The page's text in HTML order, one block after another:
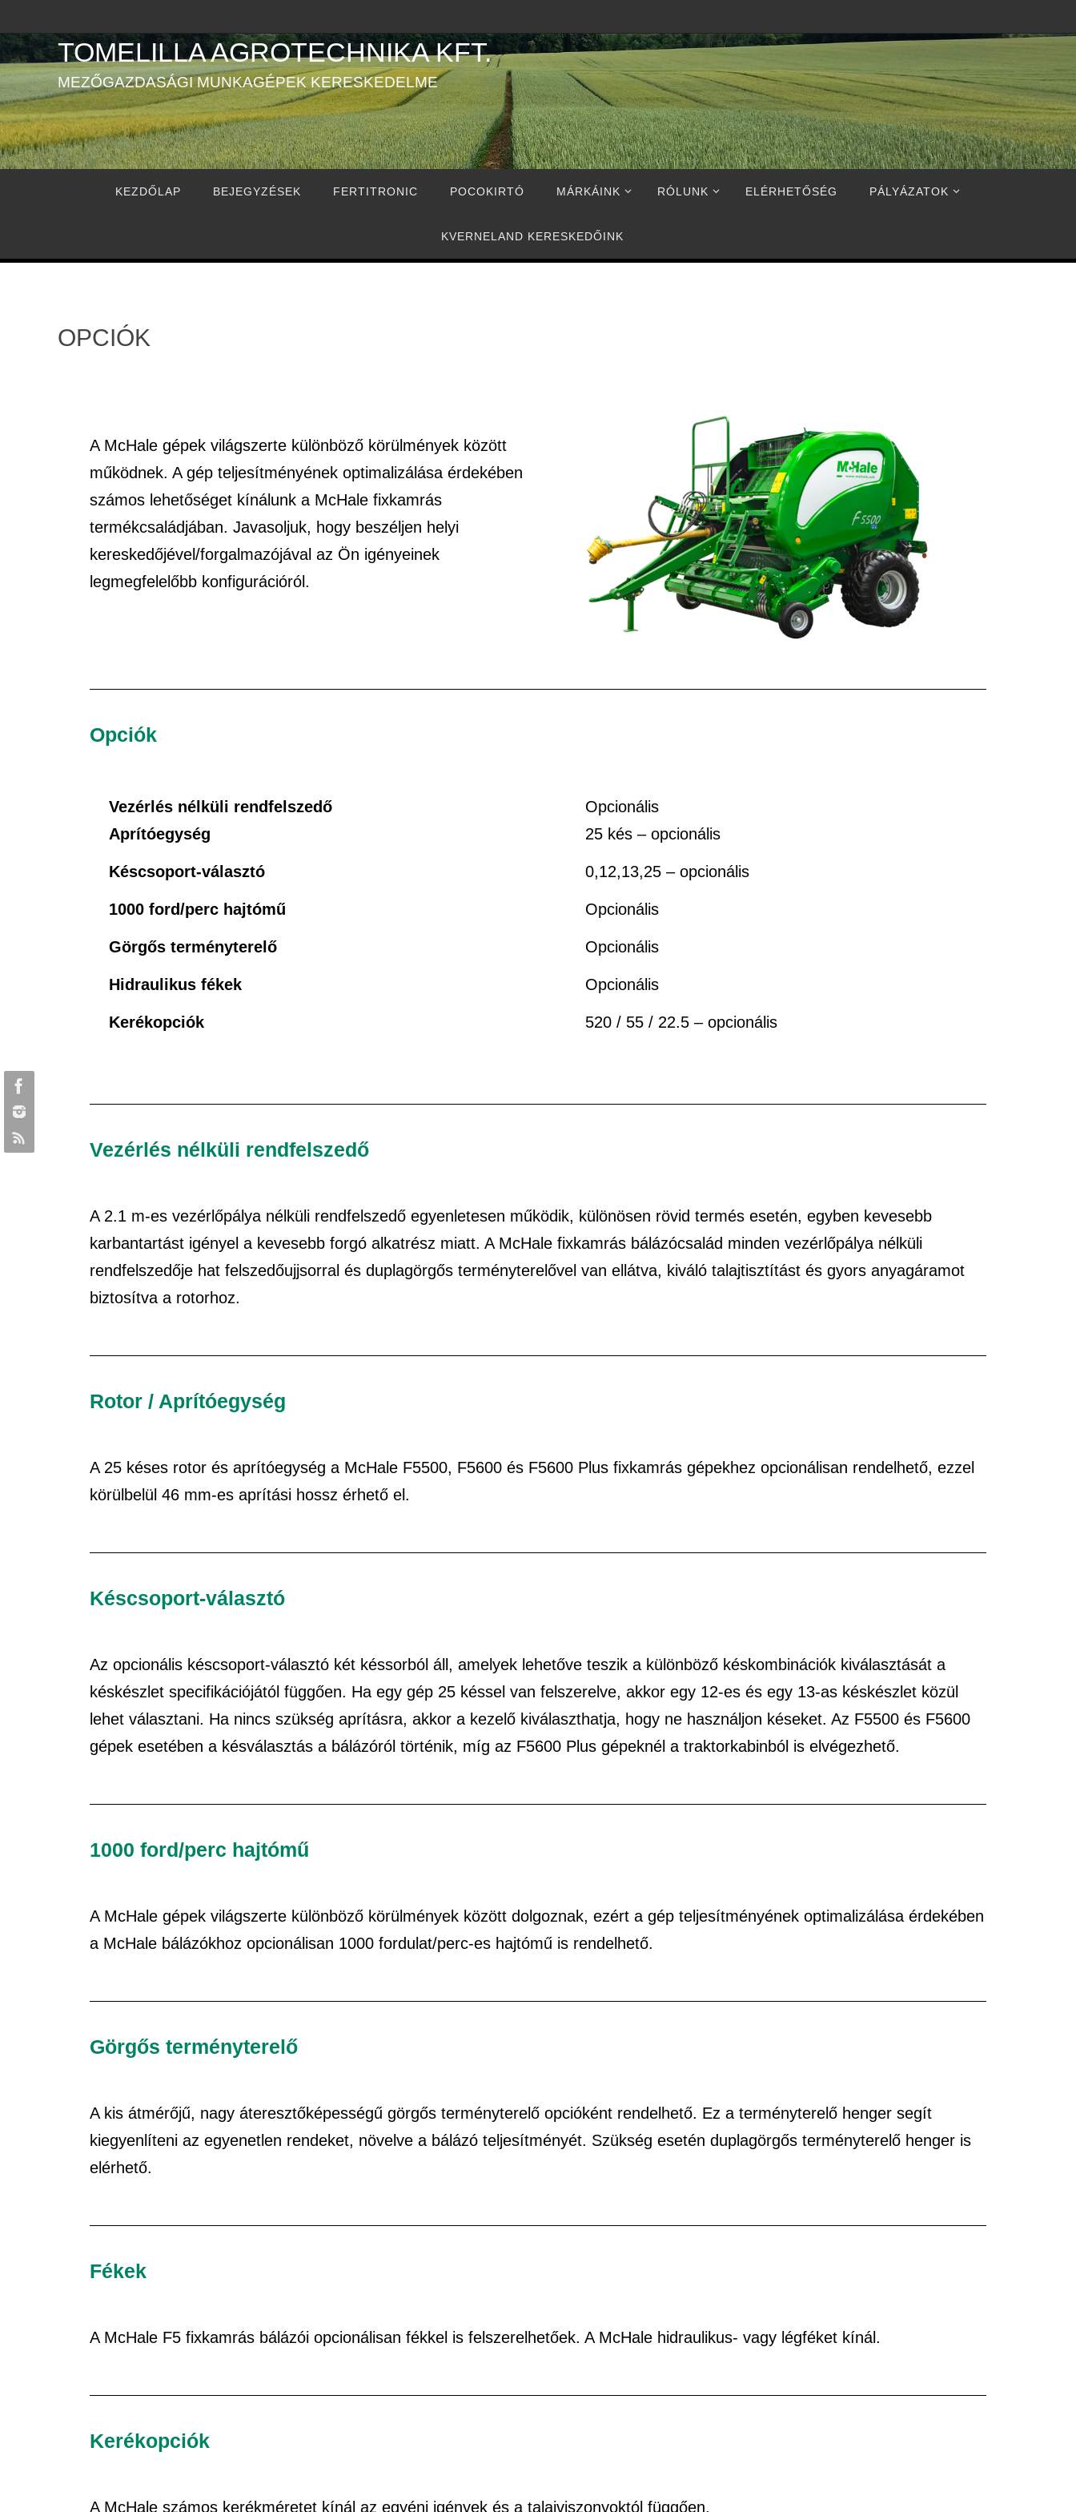
TOMELILLA AGROTECHNIKA KFT.
MEZŐGAZDASÁGI MUNKAGÉPEK KERESKEDELME
KEZDŐLAP BEJEGYZÉSEK FERTITRONIC POCOKIRTÓ MÁRKÁINK RÓLUNK ELÉRHETŐSÉG PÁLYÁZATOK
KVERNELAND KERESKEDŐINK
OPCIÓK
A McHale gépek világszerte különböző körülmények között
működnek. A gép teljesítményének optimalizálása érdekében
számos lehetőséget kínálunk a McHale fixkamrás
termékcsaládjában. Javasoljuk, hogy beszéljen helyi
kereskedőjével/forgalmazójával az Ön igényeinek
legmegfelelőbb konfigurációról.
Opciók
Vezérlés nélküli rendfelszedő
Aprítóegység
Opcionális
25 kés – opcionális
Késcsoport-választó 0,12,13,25 – opcionális
1000 ford/perc hajtómű Opcionális
Görgős terményterelő Opcionális
Hidraulikus fékek Opcionális
Kerékopciók 520 / 55 / 22.5 – opcionális
Vezérlés nélküli rendfelszedő
A 2.1 m-es vezérlőpálya nélküli rendfelszedő egyenletesen működik, különösen rövid termés esetén, egyben kevesebb
karbantartást igényel a kevesebb forgó alkatrész miatt. A McHale fixkamrás bálázócsalád minden vezérlőpálya nélküli
rendfelszedője hat felszedőujjsorral és duplagörgős terményterelővel van ellátva, kiváló talajtisztítást és gyors anyagáramot
biztosítva a rotorhoz.
Rotor / Aprítóegység
A 25 késes rotor és aprítóegység a McHale F5500, F5600 és F5600 Plus fixkamrás gépekhez opcionálisan rendelhető, ezzel
körülbelül 46 mm-es aprítási hossz érhető el.
Késcsoport-választó
Az opcionális késcsoport-választó két késsorból áll, amelyek lehetőve teszik a különböző késkombinációk kiválasztását a
késkészlet specifikációjától függően. Ha egy gép 25 késsel van felszerelve, akkor egy 12-es és egy 13-as késkészlet közül
lehet választani. Ha nincs szükség aprításra, akkor a kezelő kiválaszthatja, hogy ne használjon késeket. Az F5500 és F5600
gépek esetében a késválasztás a bálázóról történik, míg az F5600 Plus gépeknél a traktorkabinból is elvégezhető.
1000 ford/perc hajtómű
A McHale gépek világszerte különböző körülmények között dolgoznak, ezért a gép teljesítményének optimalizálása érdekében
a McHale bálázókhoz opcionálisan 1000 fordulat/perc-es hajtómű is rendelhető.
Görgős terményterelő
A kis átmérőjű, nagy áteresztőképességű görgős terményterelő opcióként rendelhető. Ez a terményterelő henger segít
kiegyenlíteni az egyenetlen rendeket, növelve a bálázó teljesítményét. Szükség esetén duplagörgős terményterelő henger is
elérhető.
Fékek
A McHale F5 fixkamrás bálázói opcionálisan fékkel is felszerelhetőek. A McHale hidraulikus- vagy légféket kínál.
Kerékopciók
A McHale számos kerékméretet kínál az egyéni igények és a talajviszonyoktól függően.